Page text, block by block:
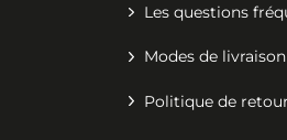
Les questions
Modes de
Politique de retour